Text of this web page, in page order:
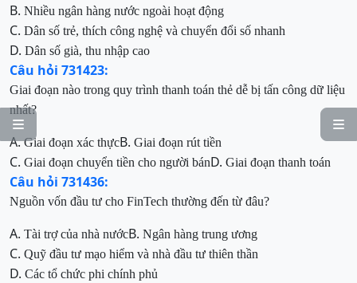


B. Nhiều ngân hàng nước ngoài hoạt động
C. Dân số trẻ, thích công nghệ và chuyển đổi số nhanh
D. Dân số già, thu nhập cao
Câu hỏi 731423:
Giai đoạn nào trong quy trình thanh toán thẻ dễ bị tấn công dữ liệu
nhất?
A.Giai đoạn xác thựcB. Giai đoạn rút tiền
C. Giai đoạn chuyển tiền cho người bánD. Giai đoạn thanh toán
Câu hỏi 731436:
Nguồn vốn đầu tư cho FinTech thường đến từ đâu?
A. Tài trợ của nhà nướcB. Ngân hàng trung ương
C. Quỹ đầu tư mạo hiểm và nhà đầu tư thiên thần
D. Các tổ chức phi chính phủ